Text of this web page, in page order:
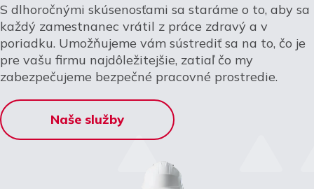
S dlhoročnými skúsenosťami sa staráme o to, aby sa
každý zamestnanec vrátil z práce zdravý a v
poriadku. Umožňujeme vám sústrediť sa na to, čo je
pre vašu firmu najdôležitejšie, zatiaľ čo my
zabezpečujeme bezpečné pracovné prostredie.
Naše služby